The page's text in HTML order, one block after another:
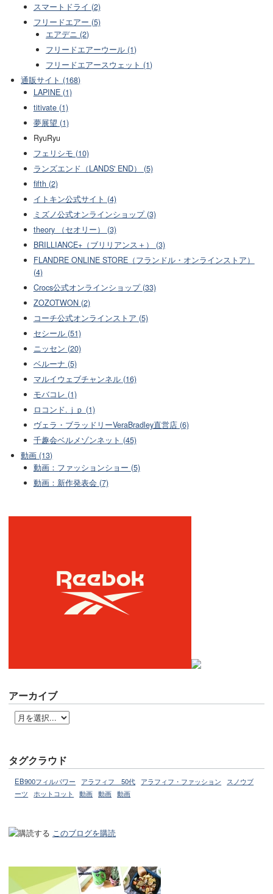
スマートドライ (2)
フリードエアー (5)
エアデニ (2)
フリードエアーウール (1)
フリードエアースウェット (1)
通販サイト (168)
LAPINE (1)
titivate (1)
夢展望 (1)
RyuRyu
フェリシモ (10)
ランズエンド（LANDS' END） (5)
fifth (2)
イトキン公式サイト (4)
ミズノ公式オンラインショップ (3)
theory （セオリー） (3)
BRILLIANCE+（ブリリアンス＋） (3)
FLANDRE ONLINE STORE（フランドル・オンラインストア）
(4)
Crocs公式オンラインショップ (33)
ZOZOTWON (2)
コーチ公式オンラインストア (5)
セシール (51)
ニッセン (20)
ベルーナ (5)
マルイウェブチャンネル (16)
モバコレ (1)
ロコンド.ｊｐ (1)
ヴェラ・ブラッドリーVeraBradley直営店 (6)
千趣会ベルメゾンネット (45)
動画 (13)
動画：ファッションショー (5)
動画：新作発表会 (7)
アーカイブ
タグクラウド
EB900フィルパワー アラフィフ 50代 アラフィフ・ファッション
スノウブ
ーツ
ホットコット 動画 動画 動画
このブログを購読